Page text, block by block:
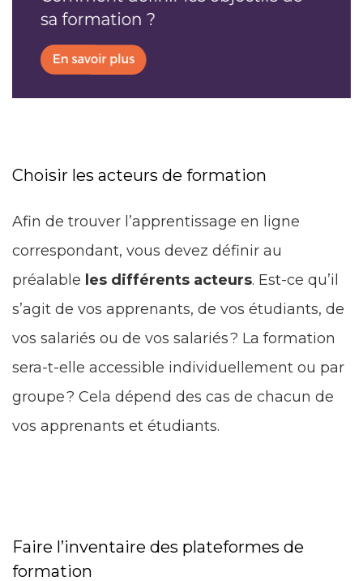
Choisir les acteurs de formation
Afin de trouver l’apprentissage en ligne
correspondant, vous devez définir au
préalable les différents acteurs. Est-ce qu’il
s’agit de vos apprenants, de vos étudiants, de
vos salariés ou de vos salariés ? La formation
sera-t-elle accessible individuellement ou par
groupe ? Cela dépend des cas de chacun de
vos apprenants et étudiants.
Faire l’inventaire des plateformes de
formation